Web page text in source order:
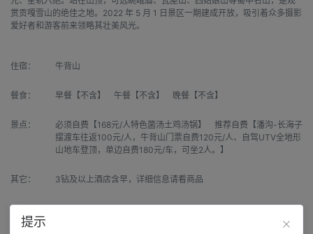
赏贡嘎雪山的绝佳之地。2022 年 5 月 1 日景区一期建成开放，吸引着众多摄影
爱好者和游客前来领略其壮美风光。
住宿： 牛背山
餐食： 早餐【不含】 午餐【不含】 晚餐【不含】
景点：
必须自费【168元/人特色菌汤土鸡汤锅】 推荐自费【潘沟-长海子
摆渡车往返100元/人，牛背山门票自费120元/人、自驾UTV全地形
山地车登顶，单边自费180元/车，可坐2人。】
其它： 3钻及以上酒店含早，详细信息请看商品
提示